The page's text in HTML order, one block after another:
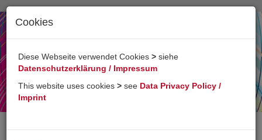
Toggle
Cookies
Diese Webseite verwendet Cookies > siehe
Datenschutzerklärung / Impressum
This website uses cookies > see Data Privacy Policy /
Imprint